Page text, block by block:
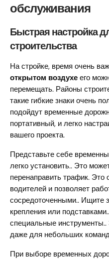
обслуживания
Быстрая настройка
строительства
На стройке, время очень
открытом воздухе его
перемещать. Районы
такие гибкие знаки очень
подойдут временные
портативный, и легко
вашего проекта.
Представьте себе
легко установить.. Это
перенаправить трафик. Это
водителей и позволяет
сосредоточенными.. Ищите
крепления или
специальные
даже для небольших
При выборе временных